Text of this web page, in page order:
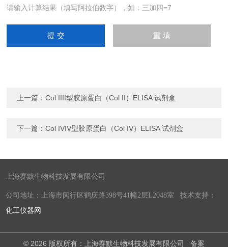
请输入计算结果（填写阿拉伯数字），如：三加四=7
上一篇：Col IIII型胶原蛋白（Col II）ELISA 试剂盒
下一篇：Col IVIV型胶原蛋白（Col IV）ELISA 试剂盒
上海赛默生物科技发展有限公司
公司地址：上海市闵行区鹤庆路398号41幢2层L2048室 技术支持：
化工仪器网
© 2026 版权所有：上海赛默生物科技发展有限公司 备案